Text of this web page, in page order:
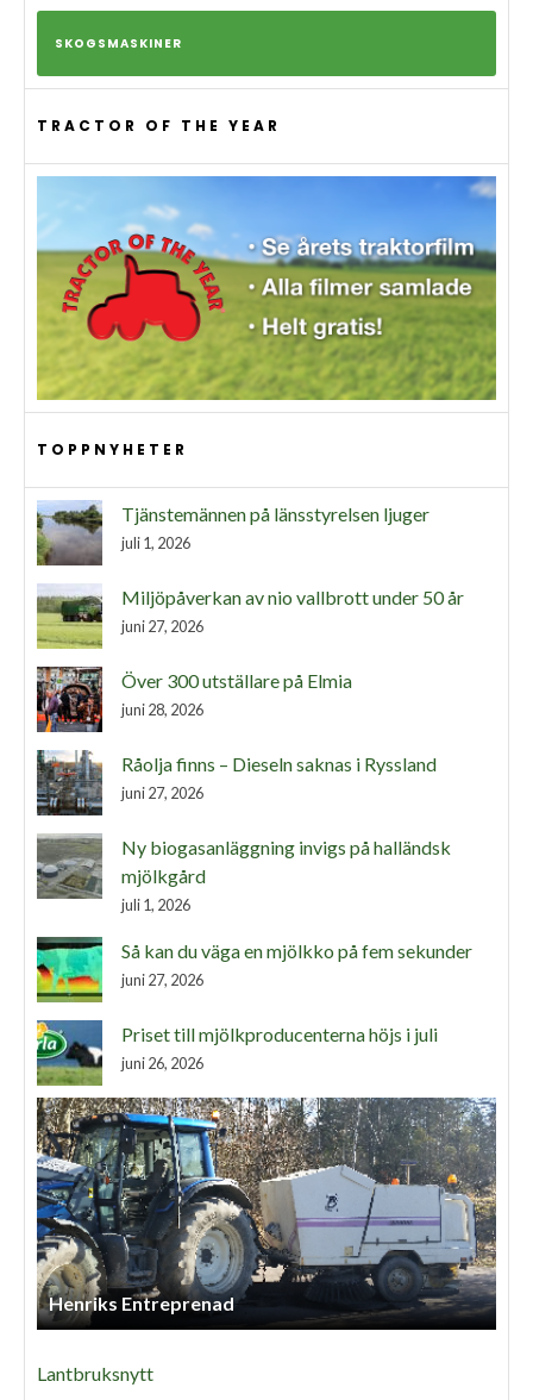
SKOGSMASKINER
TRACTOR OF THE YEAR
TOPPNYHETER
Tjänstemännen på länsstyrelsen ljuger
juli 1, 2026
Miljöpåverkan av nio vallbrott under 50 år
juni 27, 2026
Över 300 utställare på Elmia
juni 28, 2026
Råolja finns – Dieseln saknas i Ryssland
juni 27, 2026
Ny biogasanläggning invigs på halländsk
mjölkgård
juli 1, 2026
Så kan du väga en mjölkko på fem sekunder
juni 27, 2026
Priset till mjölkproducenterna höjs i juli
juni 26, 2026
Henriks Entreprenad
Lantbruksnytt